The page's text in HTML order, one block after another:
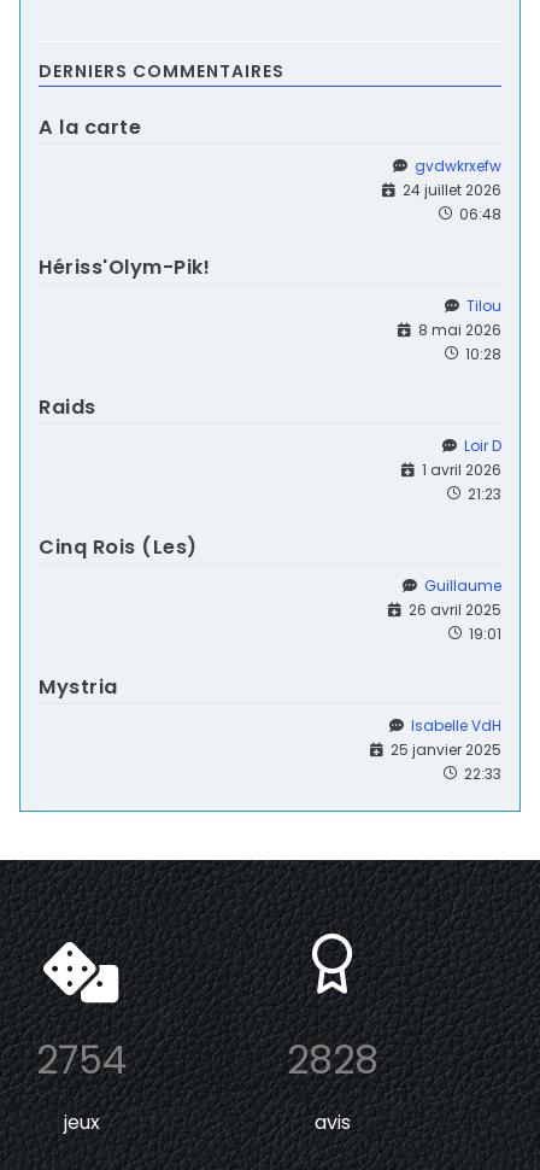
DERNIERS COMMENTAIRES
A la carte
gvdwkrxefw
24 juillet 2026
06:48
Hériss'Olym-Pik!
Tilou
8 mai 2026
10:28
Raids
Loir D
1 avril 2026
21:23
Cinq Rois (Les)
Guillaume
26 avril 2025
19:01
Mystria
Isabelle VdH
25 janvier 2025
22:33
2754
jeux
2828
avis